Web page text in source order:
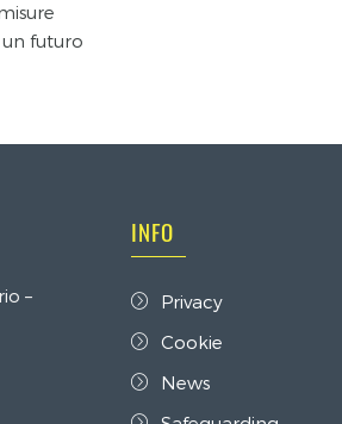
futuro
–
INFO
Privacy
Cookie
News